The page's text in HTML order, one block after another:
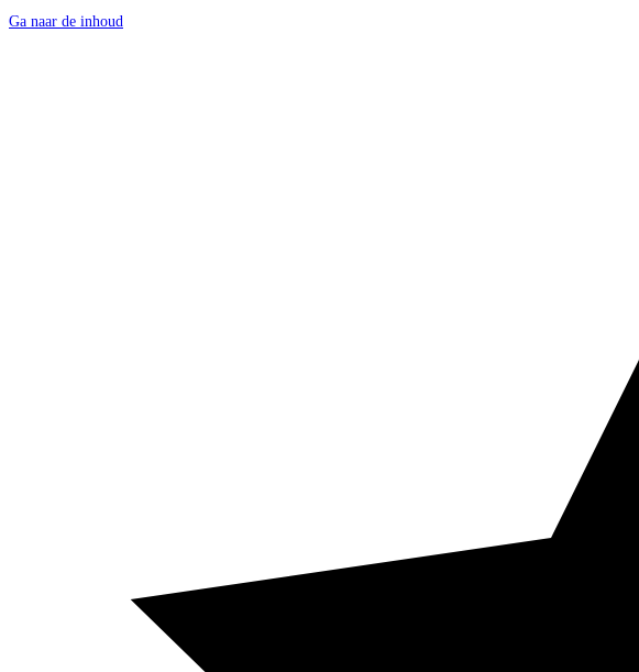
Ga naar de inhoud